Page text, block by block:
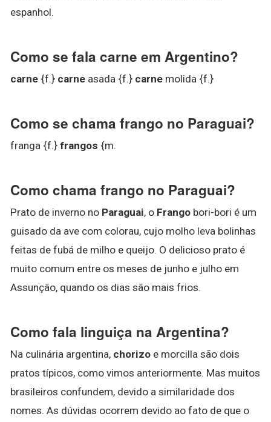
espanhol.
Como se fala carne em Argentino?
carne {f.} carne asada {f.} carne molida {f.}
Como se chama frango no Paraguai?
franga {f.} frangos {m.
Como chama frango no Paraguai?
Prato de inverno no Paraguai, o Frango bori-bori é um
guisado da ave com colorau, cujo molho leva bolinhas
feitas de fubá de milho e queijo. O delicioso prato é
muito comum entre os meses de junho e julho em
Assunção, quando os dias são mais frios.
Como fala linguiça na Argentina?
Na culinária argentina, chorizo e morcilla são dois
pratos típicos, como vimos anteriormente. Mas muitos
brasileiros confundem, devido a similaridade dos
nomes. As dúvidas ocorrem devido ao fato de que o